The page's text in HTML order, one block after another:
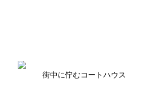
街中に佇むコートハウス